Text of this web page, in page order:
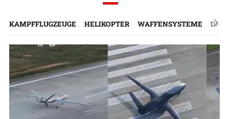
KAMPFFLUGZEUGE HELIKOPTER WAFFENSYSTEME